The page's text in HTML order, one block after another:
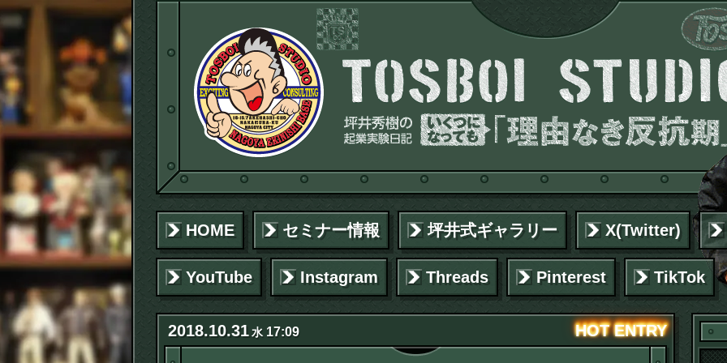
HOME セミナー情報 坪井式ギャラリー X(Twitter)
YouTube Instagram Threads Pinterest TikTok
2018.10.31水17:09